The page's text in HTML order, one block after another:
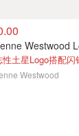
性土星Logo搭配闪
Westwood